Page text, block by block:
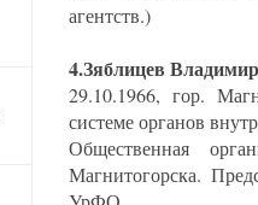
агентств.)
4.Зяблицев
29.10.1966, гор.
системе органов
Общественная
Магнитогорска.